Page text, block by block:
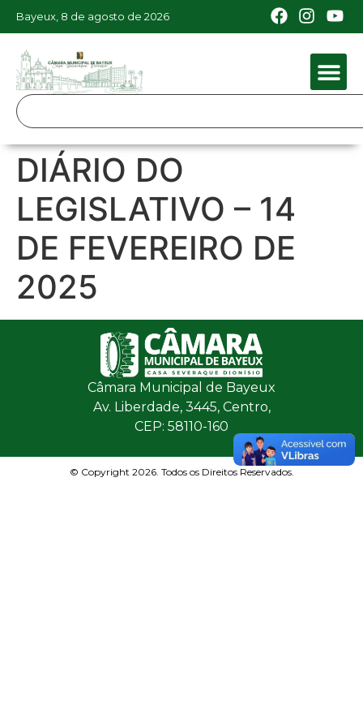
Bayeux, 8 de agosto de 2026
DIÁRIO DO
LEGISLATIVO – 14
DE FEVEREIRO DE
2025
Câmara Municipal de Bayeux
Av. Liberdade, 3445, Centro,
CEP: 58110-160
© Copyright 2026. Todos os Direitos Reservados.